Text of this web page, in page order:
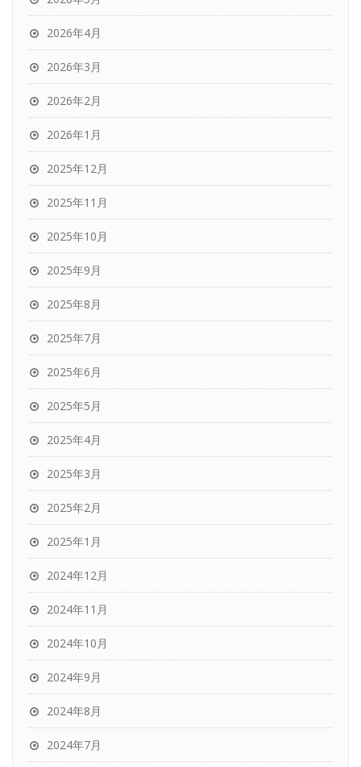
2026年4月
2026年3月
2026年2月
2026年1月
2025年12月
2025年11月
2025年10月
2025年9月
2025年8月
2025年7月
2025年6月
2025年5月
2025年4月
2025年3月
2025年2月
2025年1月
2024年12月
2024年11月
2024年10月
2024年9月
2024年8月
2024年7月